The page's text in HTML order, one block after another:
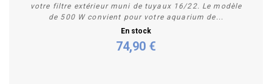
votre filtre extérieur muni de tuyaux 16/22. Le modèle
de 500 W convient pour votre aquarium de...
En stock
74,90 €